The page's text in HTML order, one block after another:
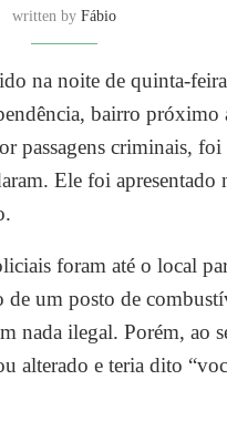
written by Fábio
na noite de quinta-feira
bairro próximo
passagens criminais,
Ele foi apresentado
foram até o local
um posto de
nada ilegal. Porém, ao
alterado e teria dito